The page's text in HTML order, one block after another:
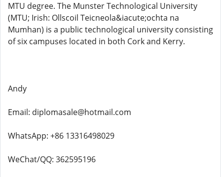
MTU degree. The Munster Technological University
(MTU; Irish: Ollscoil Teicneola&iacute;ochta na
Mumhan) is a public technological university consisting
of six campuses located in both Cork and Kerry.
Andy
Email: diplomasale@hotmail.com
WhatsApp: +86 13316498029
WeChat/QQ: 362595196